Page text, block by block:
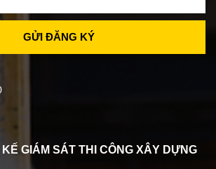
GIÁM SÁT THI CÔNG XÂY DỰNG